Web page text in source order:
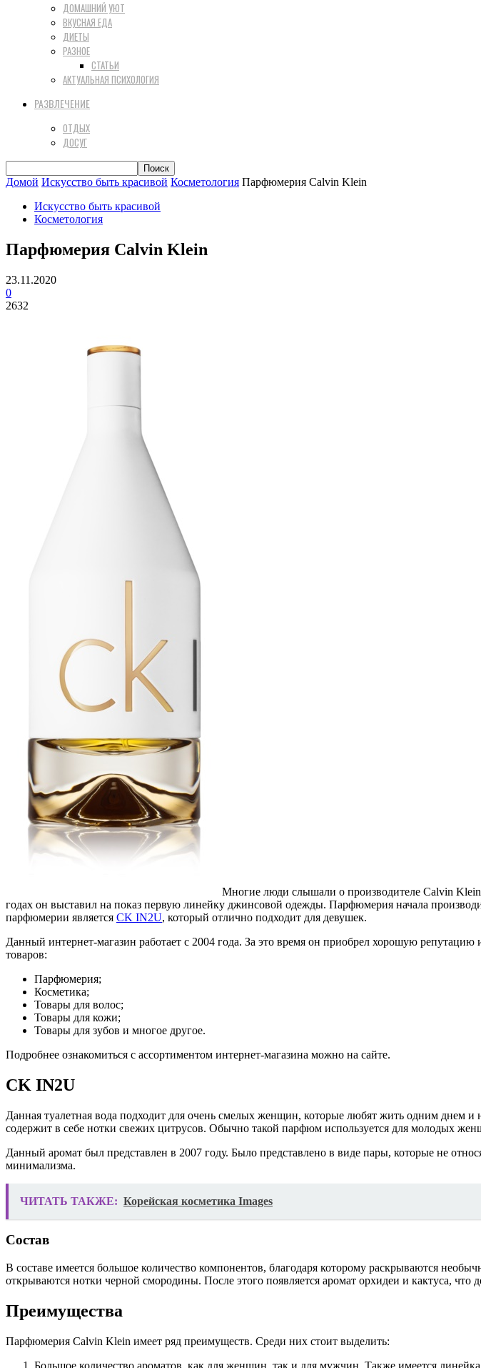
ДОМАШНИЙ УЮТ
ВКУСНАЯ ЕДА
ДИЕТЫ
РАЗНОЕ
СТАТЬИ
АКТУАЛЬНАЯ ПСИХОЛОГИЯ
РАЗВЛЕЧЕНИЕ
ОТДЫХ
ДОСУГ
Домой Искусство быть красивой Косметология Парфюмерия Calvin Klein
Искусство быть красивой
Косметология
Парфюмерия Calvin Klein
23.11.2020
0
2632
Многие люди слышали о производителе Calvin
годах он выставил на показ первую линейку джинсовой одежды. Парфюмерия начала
парфюмерии является CK IN2U, который отлично подходит для девушек.
Данный интернет-магазин работает с 2004 года. За это время он приобрел хорошую
товаров:
Парфюмерия;
Косметика;
Товары для волос;
Товары для кожи;
Товары для зубов и многое другое.
Подробнее ознакомиться с ассортиментом интернет-магазина можно на сайте.
CK IN2U
Данная туалетная вода подходит для очень смелых женщин, которые любят жить одним
содержит в себе нотки свежих цитрусов. Обычно такой парфюм используется для молодых
Данный аромат был представлен в 2007 году. Было представлено в виде пары, которые не
минимализма.
ЧИТАТЬ ТАКЖЕ: Корейская косметика Images
Состав
В составе имеется большое количество компонентов, благодаря которому раскрываются
открываются нотки черной смородины. После этого появляется аромат орхидеи и кактуса, что
Преимущества
Парфюмерия Calvin Klein имеет ряд преимуществ. Среди них стоит выделить:
Большое количество ароматов, как для женщин, так и для мужчин. Также имеется линейка